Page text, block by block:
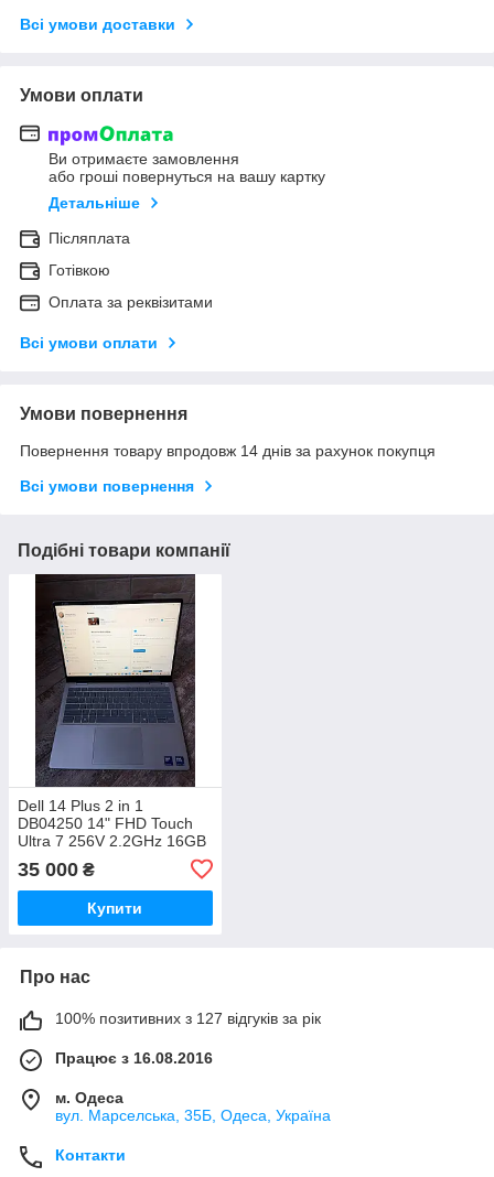
Всі умови доставки
Умови оплати
Ви отримаєте замовлення
або гроші повернуться на вашу картку
Детальніше
Післяплата
Готівкою
Оплата за реквізитами
Всі умови оплати
Умови повернення
Повернення товару впродовж 14 днів за рахунок покупця
Всі умови повернення
Подібні товари компанії
Dell 14 Plus 2 in 1
DB04250 14" FHD Touch
Ultra 7 256V 2.2GHz 16GB
35 000 ₴
Купити
Про нас
100% позитивних з 127 відгуків за рік
Працює з 16.08.2016
м. Одеса
вул. Марселська, 35Б, Одеса, Україна
Контакти